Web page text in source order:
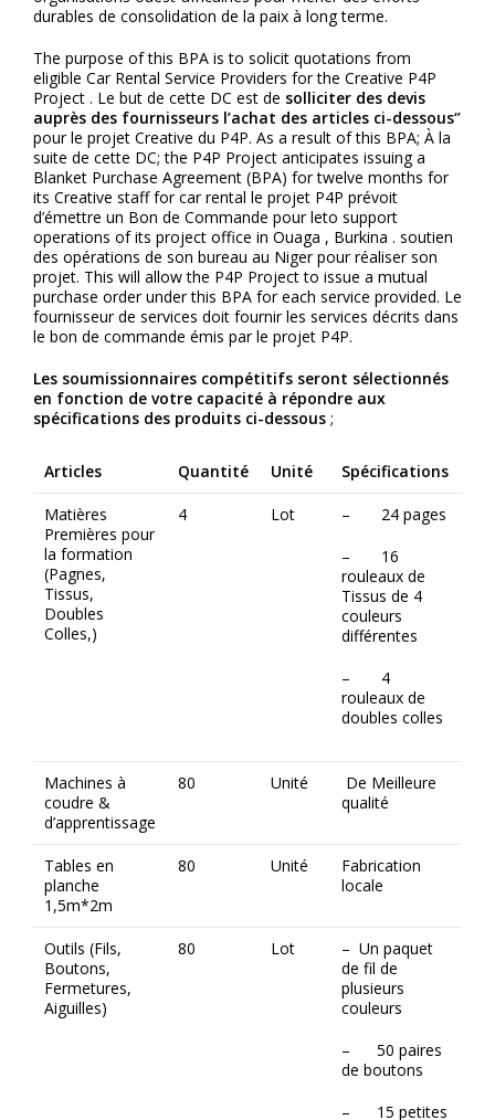
durables de consolidation de la paix à long terme.
The purpose of this BPA is to solicit quotations from
eligible Car Rental Service Providers for the Creative P4P
Project . Le but de cette DC est de solliciter des devis
auprès des fournisseurs l’achat des articles ci-dessous‘’
pour le projet Creative du P4P. As a result of this BPA; À la
suite de cette DC; the P4P Project anticipates issuing a
Blanket Purchase Agreement (BPA) for twelve months for
its Creative staff for car rental le projet P4P prévoit
d’émettre un Bon de Commande pour leto support
operations of its project office in Ouaga , Burkina . soutien
des opérations de son bureau au Niger pour réaliser son
projet. This will allow the P4P Project to issue a mutual
purchase order under this BPA for each service provided. Le
fournisseur de services doit fournir les services décrits dans
le bon de commande émis par le projet P4P.
Les soumissionnaires compétitifs seront sélectionnés
en fonction de votre capacité à répondre aux
spécifications des produits ci-dessous ;
Articles Quantité Unité Spécifications
Matières
Premières pour
la formation
(Pagnes,
Tissus,
Doubles
Colles,)
4 Lot
– 24 pages
– 16
rouleaux de
Tissus de 4
couleurs
différentes
– 4
rouleaux de
doubles colles
Machines à
coudre &
d’apprentissage
80 Unité
De Meilleure
qualité
Tables en
planche
1,5m*2m
80 Unité
Fabrication
locale
Outils (Fils,
Boutons,
Fermetures,
Aiguilles)
80 Lot
– Un paquet
de fil de
plusieurs
couleurs
– 50 paires
de boutons
– 15 petites